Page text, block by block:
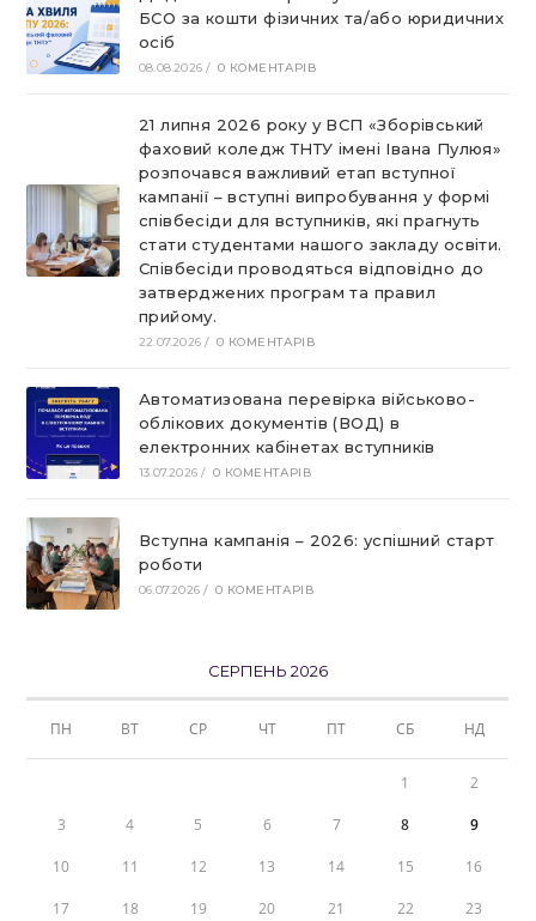
БСО за кошти фізичних та/або юридичних
осіб
08.08.2026 / 0 КОМЕНТАРІВ
21 липня 2026 року у ВСП «Зборівський
фаховий коледж ТНТУ імені Івана Пулюя»
розпочався важливий етап вступної
кампанії – вступні випробування у формі
співбесіди для вступників, які прагнуть
стати студентами нашого закладу освіти.
Співбесіди проводяться відповідно до
затверджених програм та правил
прийому.
22.07.2026 / 0 КОМЕНТАРІВ
Автоматизована перевірка військово-
облікових документів (ВОД) в
електронних кабінетах вступників
13.07.2026 / 0 КОМЕНТАРІВ
Вступна кампанія – 2026: успішний старт
роботи
06.07.2026 / 0 КОМЕНТАРІВ
СЕРПЕНЬ 2026
ПН ВТ СР ЧТ ПТ СБ НД
1 2
3 4 5 6 7 8 9
10 11 12 13 14 15 16
17 18 19 20 21 22 23